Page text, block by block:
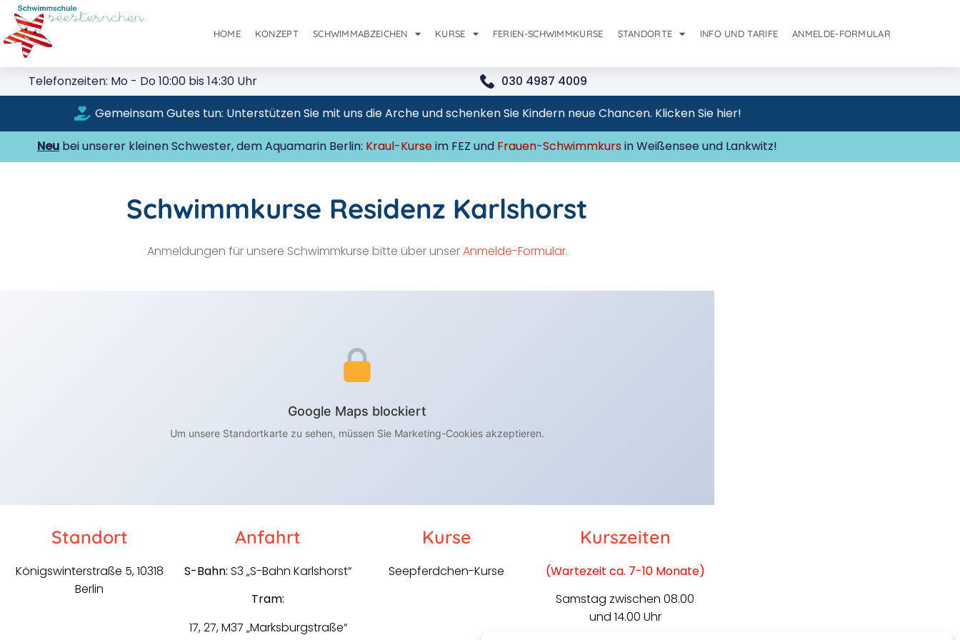
HOME KONZEPT SCHWIMMABZEICHEN KURSE FERIEN-SCHWIMMKURSE STANDORTE INFO UND TARIFE ANMELDE-FORMULAR
Telefonzeiten: Mo - Do 10:00 bis 14:30 Uhr
030 4987 4009
Gemeinsam Gutes tun: Unterstützen Sie mit uns die Arche und schenken Sie Kindern neue Chancen. Klicken Sie hier!
Neu bei unserer kleinen Schwester, dem Aquamarin Berlin: Kraul-Kurseim FEZ und Frauen-Schwimmkursin Weißensee und Lankwitz!
Schwimmkurse Residenz Karlshorst
Anmeldungen für unsere Schwimmkurse bitte über unserAnmelde-Formular.
Google Maps blockiert
Um unsere Standortkarte zu sehen, müssen Sie Marketing-Cookies akzeptieren.
Standort
Königswinterstraße 5, 10318
Berlin
Anfahrt
S-Bahn: S3 „S-Bahn Karlshorst“
Tram:
17, 27, M37 „Marksburgstraße“
Kurse
Seepferdchen-Kurse
Kurszeiten
(Wartezeit ca. 7-10 Monate)
Samstag zwischen 08.00
und 14.00 Uhr